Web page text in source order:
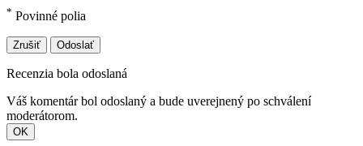
* Povinné polia
Zrušiť Odoslať
Recenzia bola odoslaná
Váš komentár bol odoslaný a bude uverejnený po schválení
moderátorom.
OK